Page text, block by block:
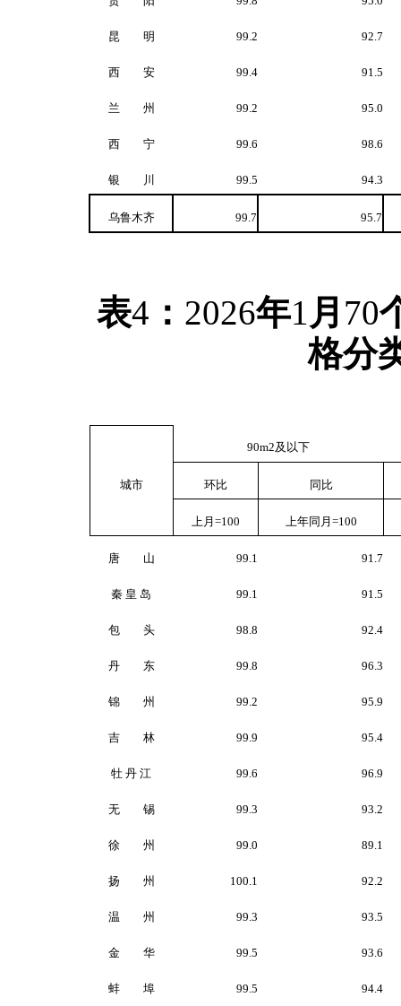
昆 明 99.2 92.7
西 安 99.4 91.5
兰 州 99.2 95.0
西 宁 99.6 98.6
银 川 99.5 94.3
乌鲁木齐 99.7 95.7
表4 ： 2026年1 月 70
格分
城市
90m2及以下
环比 同比
上月 =100 上年同月 =100
唐 山 99.1 91.7
秦 皇 岛 99.1 91.5
包 头 98.8 92.4
丹 东 99.8 96.3
锦 州 99.2 95.9
吉 林 99.9 95.4
牡 丹 江 99.6 96.9
无 锡 99.3 93.2
徐 州 99.0 89.1
扬 州 100.1 92.2
温 州 99.3 93.5
金 华 99.5 93.6
蚌 埠 99.5 94.4